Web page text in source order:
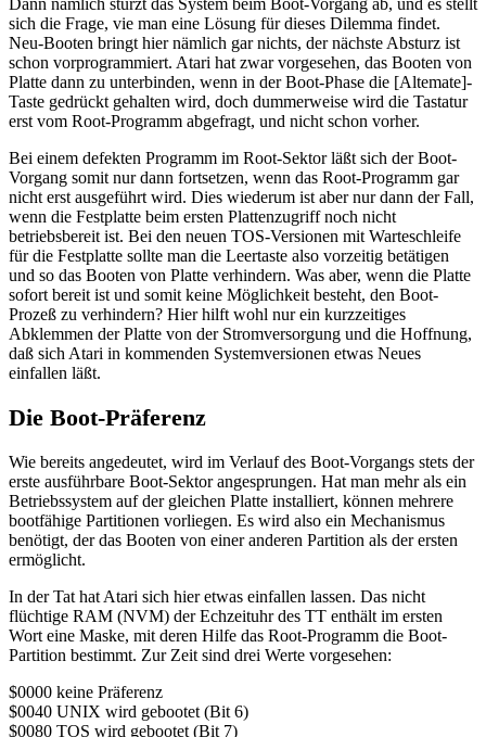
Dann nämlich stürzt das System beim Boot-Vorgang ab, und es stellt
sich die Frage, vie man eine Lösung für dieses Dilemma findet.
Neu-Booten bringt hier nämlich gar nichts, der nächste Absturz ist
schon vorprogrammiert. Atari hat zwar vorgesehen, das Booten von
Platte dann zu unterbinden, wenn in der Boot-Phase die [Altemate]-
Taste gedrückt gehalten wird, doch dummerweise wird die Tastatur
erst vom Root-Programm abgefragt, und nicht schon vorher.
Bei einem defekten Programm im Root-Sektor läßt sich der Boot-
Vorgang somit nur dann fortsetzen, wenn das Root-Programm gar
nicht erst ausgeführt wird. Dies wiederum ist aber nur dann der Fall,
wenn die Festplatte beim ersten Plattenzugriff noch nicht
betriebsbereit ist. Bei den neuen TOS-Versionen mit Warteschleife
für die Festplatte sollte man die Leertaste also vorzeitig betätigen
und so das Booten von Platte verhindern. Was aber, wenn die Platte
sofort bereit ist und somit keine Möglichkeit besteht, den Boot-
Prozeß zu verhindern? Hier hilft wohl nur ein kurzzeitiges
Abklemmen der Platte von der Stromversorgung und die Hoffnung,
daß sich Atari in kommenden Systemversionen etwas Neues
einfallen läßt.
Die Boot-Präferenz
Wie bereits angedeutet, wird im Verlauf des Boot-Vorgangs stets der
erste ausführbare Boot-Sektor angesprungen. Hat man mehr als ein
Betriebssystem auf der gleichen Platte installiert, können mehrere
bootfähige Partitionen vorliegen. Es wird also ein Mechanismus
benötigt, der das Booten von einer anderen Partition als der ersten
ermöglicht.
In der Tat hat Atari sich hier etwas einfallen lassen. Das nicht
flüchtige RAM (NVM) der Echzeituhr des TT enthält im ersten
Wort eine Maske, mit deren Hilfe das Root-Programm die Boot-
Partition bestimmt. Zur Zeit sind drei Werte vorgesehen:
$0000 keine Präferenz
$0040 UNIX wird gebootet (Bit 6)
$0080 TOS wird gebootet (Bit 7)